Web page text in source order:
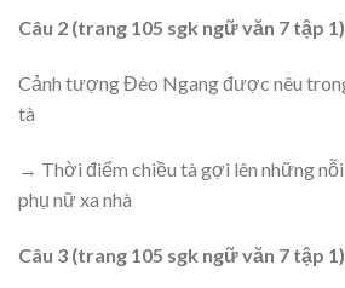
Câu 2 (trang 105 sgk ngữ văn 7 tập 1)
Cảnh tượng Đèo Ngang được nêu
tà
→ Thời điểm chiều tà gợi lên những
phụ nữ xa nhà
Câu 3 (trang 105 sgk ngữ văn 7 tập 1)